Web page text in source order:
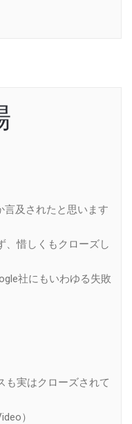
言及されたと思います
、惜しくもクローズし
社にもいわゆる失敗
も実はクローズされて
）